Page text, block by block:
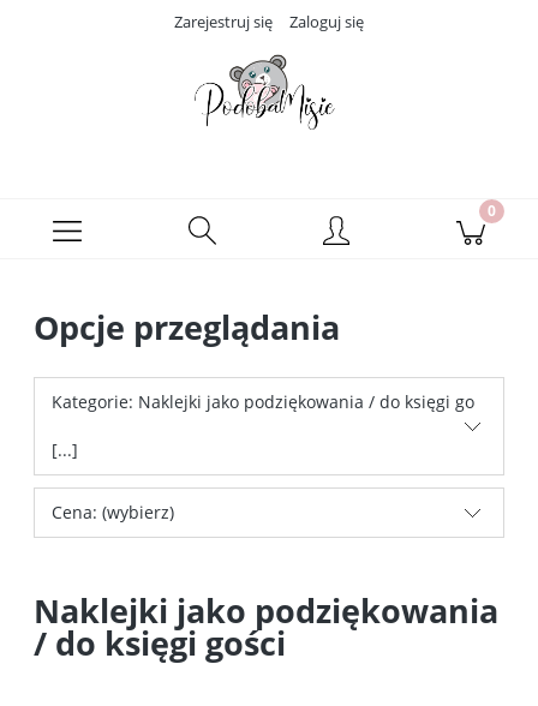
Zarejestruj się Zaloguj się
Opcje przeglądania
Kategorie: Naklejki jako podziękowania / do księgi go
[...]
Cena: (wybierz)
Naklejki jako podziękowania
/ do księgi gości